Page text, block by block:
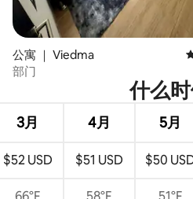
公寓 ｜ Viedma
部门
什么
3月 4月 5月
$52 USD $51 USD $50